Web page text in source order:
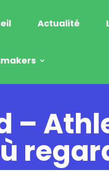
Actualité
–